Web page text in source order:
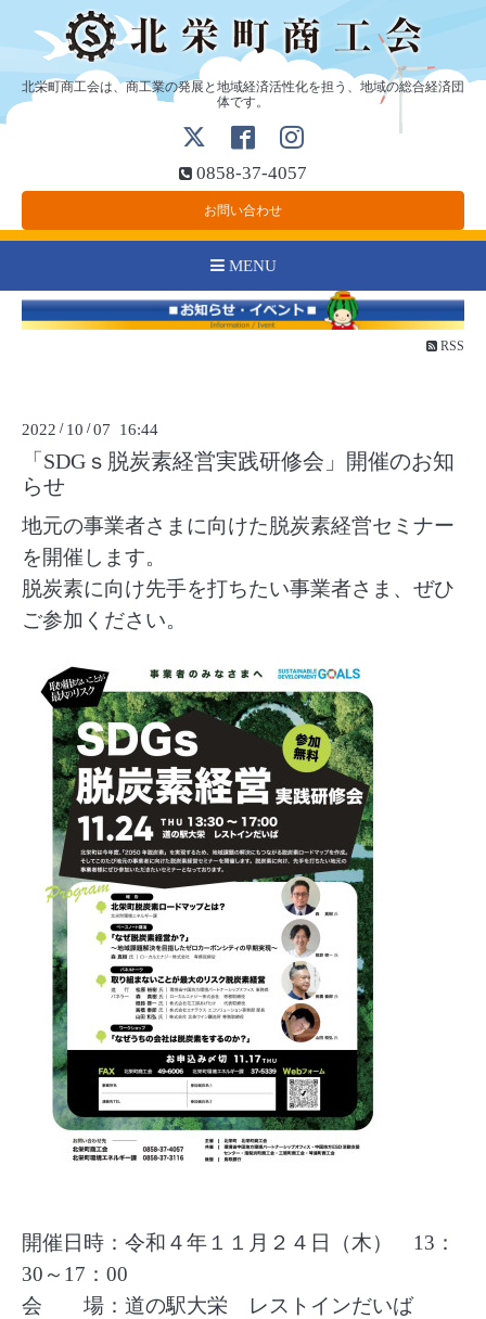
北栄町商工会は、商工業の発展と地域経済活性化を担う、地域の総合経済団
体です。
0858-37-4057
お問い合わせ
MENU
RSS
2022 / 10 /07 16:44
「SDGｓ脱炭素経営実践研修会」開催のお知
らせ
地元の事業者さまに向けた脱炭素経営セミナー
を開催します。
脱炭素に向け先手を打ちたい事業者さま、ぜひ
ご参加ください。
開催日時：令和４年１１月２４日（木） 13：
30～17：00
会 場：道の駅大栄 レストインだいば